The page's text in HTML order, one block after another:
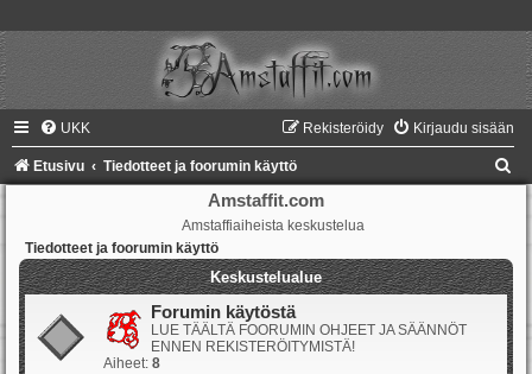
UKK Kirjaudu sisään
Rekisteröidy
Etusivu Tiedotteet ja foorumin käyttö
Amstaffit.com
Amstaffiaiheista keskustelua
Tiedotteet ja foorumin käyttö
Keskustelualue
Forumin käytöstä
LUE TÄÄLTÄ FOORUMIN OHJEET JA SÄÄNNÖT
ENNEN REKISTERÖITYMISTÄ!
Aiheet: 8